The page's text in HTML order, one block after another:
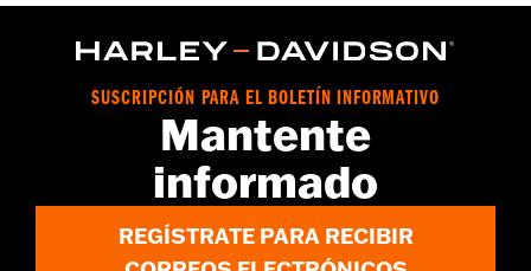
HEIGHT: 1”
SUSCRIPCIÓN PARA EL BOLETÍN INFORMATIVO
Mantente
informado
REGÍSTRATE PARA RECIBIR